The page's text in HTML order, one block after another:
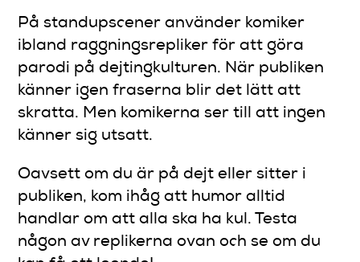
På standupscener använder komiker
ibland raggningsrepliker för att göra
parodi på dejtingkulturen. När publiken
känner igen fraserna blir det lätt att
skratta. Men komikerna ser till att ingen
känner sig utsatt.
Oavsett om du är på dejt eller sitter i
publiken, kom ihåg att humor alltid
handlar om att alla ska ha kul. Testa
någon av replikerna ovan och se om du